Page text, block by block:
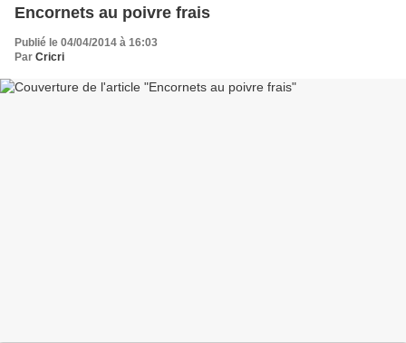
Encornets au poivre frais
Publié le 04/04/2014 à 16:03
Par Cricri